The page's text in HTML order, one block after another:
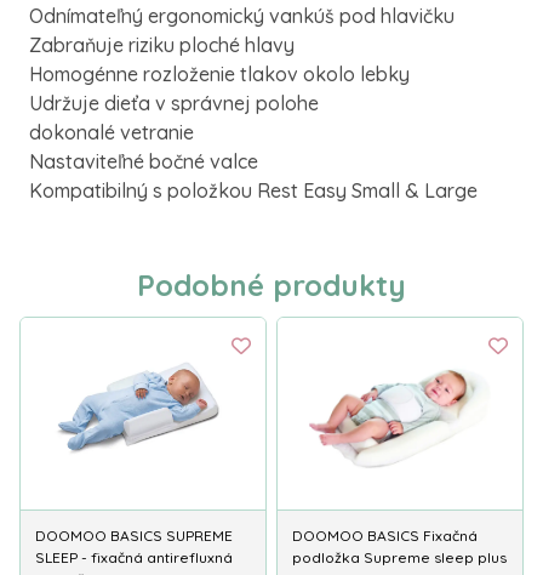
Odnímateľný ergonomický vankúš pod hlavičku
Zabraňuje riziku ploché hlavy
Homogénne rozloženie tlakov okolo lebky
Udržuje dieťa v správnej polohe
dokonalé vetranie
Nastaviteľné bočné valce
Kompatibilný s položkou Rest Easy Small & Large
Podobné produkty
DOOMOO BASICS SUPREME
SLEEP - fixačná antirefluxná
DOOMOO BASICS Fixačná
podložka Supreme sleep plus